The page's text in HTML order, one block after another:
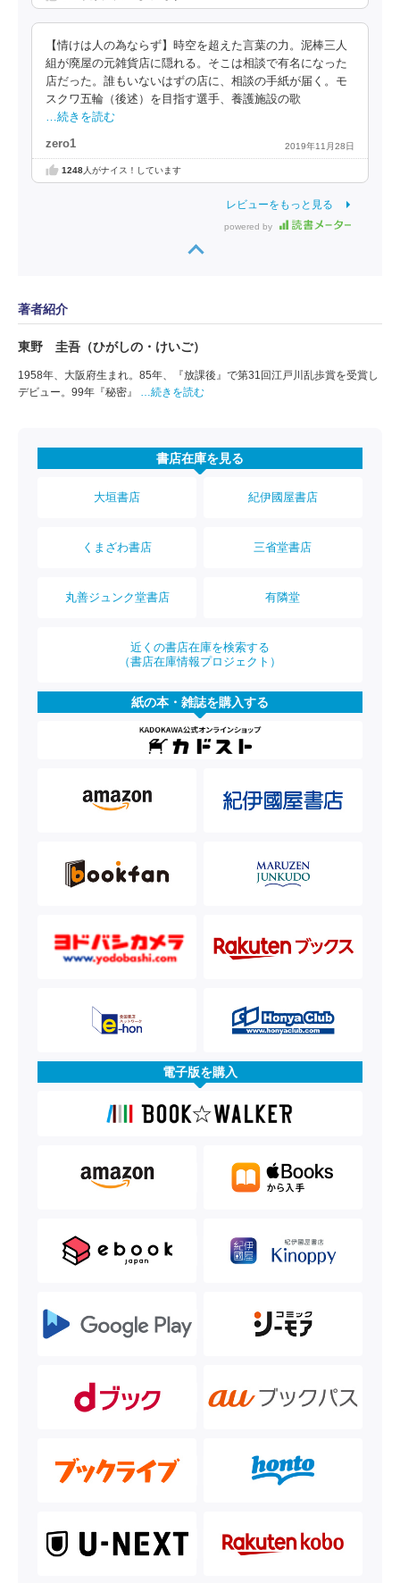
【情けは人の為ならず】時空を超えた言葉の力。泥棒三人
組が廃屋の元雑貨店に隠れる。そこは相談で有名になった
店だった。誰もいないはずの店に、相談の手紙が届く。モ
スクワ五輪（後述）を目指す選手、養護施設の歌
…続きを読む
zero1 2019年11月28日
1248人がナイス！しています
レビューをもっと見る
powered by
著者紹介
東野 圭吾（ひがしの・けいご）
1958年、大阪府生まれ。85年、『放課後』で第31回江戸川乱歩賞を受賞し
デビュー。99年『秘密』
…続きを読む
書店在庫を見る
大垣書店 紀伊國屋書店
くまざわ書店 三省堂書店
丸善ジュンク堂書店 有隣堂
近くの書店在庫を検索する
（書店在庫情報プロジェクト）
紙の本・雑誌を購入する
電子版を購入